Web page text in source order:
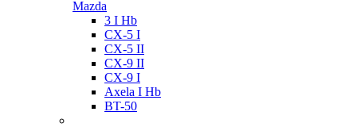
Mazda
3 I Hb
CX-5 I
CX-5 II
CX-9 II
CX-9 I
Axela I Hb
BT-50